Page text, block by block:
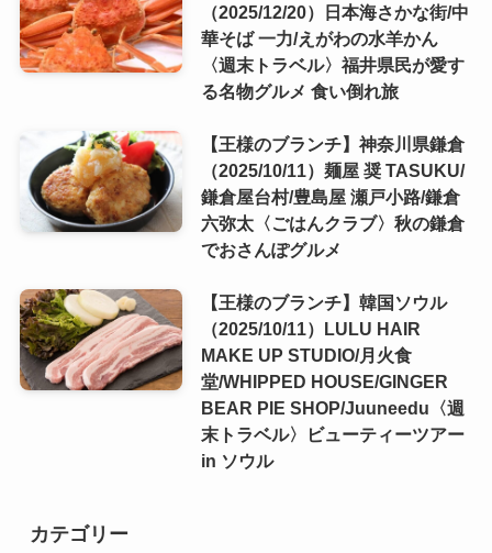
（2025/12/20）日本海さかな街/中
華そば 一力/えがわの水羊かん
〈週末トラベル〉福井県民が愛す
る名物グルメ 食い倒れ旅
【王様のブランチ】神奈川県鎌倉
（2025/10/11）麺屋 奨 TASUKU/
鎌倉屋台村/豊島屋 瀬戸小路/鎌倉
六弥太〈ごはんクラブ〉秋の鎌倉
でおさんぽグルメ
【王様のブランチ】韓国ソウル
（2025/10/11）LULU HAIR
MAKE UP STUDIO/月火食
堂/WHIPPED HOUSE/GINGER
BEAR PIE SHOP/Juuneedu〈週
末トラベル〉ビューティーツアー
in ソウル
カテゴリー